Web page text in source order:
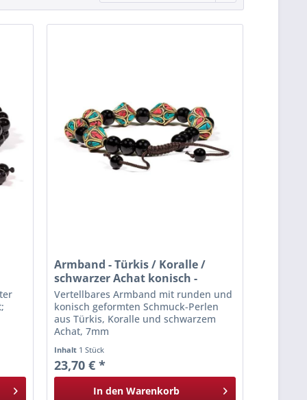
Armband - Türkis / Koralle /
schwarzer Achat konisch -
verstellbar
Vertellbares Armband mit runden und
konisch geformten Schmuck-Perlen
aus Türkis, Koralle und schwarzem
Achat, 7mm
Inhalt 1 Stück
23,70 € *
In den Warenkorb